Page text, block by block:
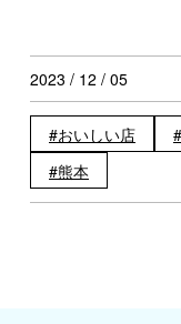
2023 / 12 / 05
おいしい店
熊本